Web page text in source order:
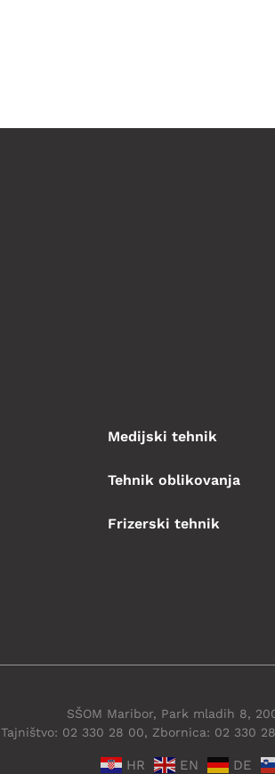
Medijski tehnik
Tehnik oblikovanja
Frizerski tehnik
SŠOM Maribor, Park mladih 8,
Tajništvo: 02 330 28 00, Zbornica: 02 330
HR EN DE